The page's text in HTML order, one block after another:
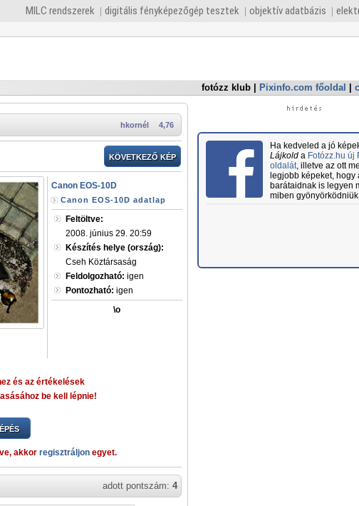
MILC rendszerek digitális fényképezőgép tesztek objektív adatbázis
fotózz klub Pixinfo.com főoldal
4,76
hkornél
KÖVETKEZŐ KÉP
Canon EOS-10D
Canon EOS-10D adatlap
Feltöltve:
2008. június 29. 20:59
Készítés helye (ország):
Cseh Köztársaság
Feldolgozható: igen
Pontozható: igen
\o
és az értékelések
be kell lépnie!
akkor regisztráljon egyet.
adott pontszám: 4
Ha kedveled a jó
Lájkolda Fotózz.hu új
oldalát, illetve az ott
legjobb képeket, hogy
barátaidnak is legyen
miben